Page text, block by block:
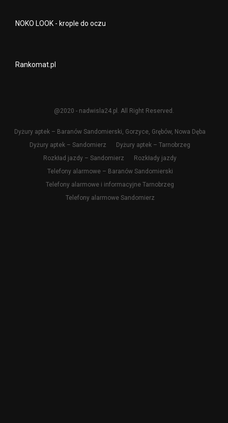
NOKO LOOK - krople do oczu
Rankomat.pl
@2020 - nadwisla24.pl. All Right Reserved.
Dyżury aptek – Baranów Sandomierski, Gorzyce, Grębów, Nowa Dęba
Dyżury aptek – Sandomierz
Dyżury aptek – Tarnobrzeg
Rozkład jazdy – Sandomierz
Rozkłady jazdy
Telefony alarmowe – Baranów Sandomierski
Telefony alarmowe i informacyjne Tarnobrzeg
Telefony alarmowe Sandomierz